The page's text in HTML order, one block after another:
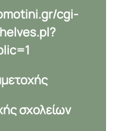
cgi-
σχολείων